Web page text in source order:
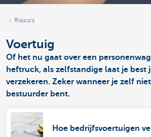
Risico's
Voertuig
Of het nu gaat over een
heftruck, als zelfstandige laat je best
verzekeren. Zeker wanneer je zelf
bestuurder bent.
Hoe bedrijfsvoertuigen